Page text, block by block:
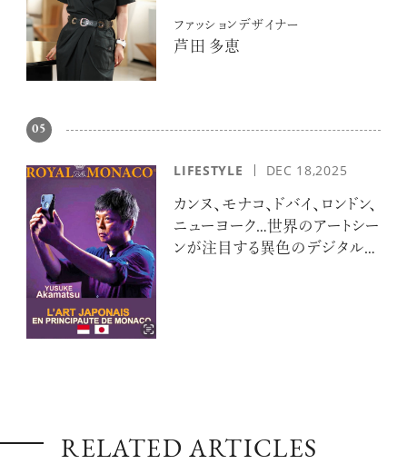
ファッションデザイナー
芦田 多恵
05
LIFESTYLE DEC 18,2025
カンヌ、モナコ、ドバイ、ロンドン、
ニューヨーク…世界のアートシー
ンが注目する異色のデジタルア
RELATED ARTICLES